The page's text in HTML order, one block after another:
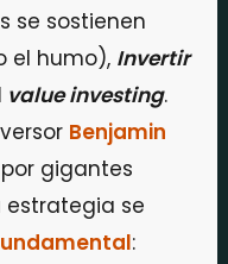
se sostienen
el humo), Invertir
value investing.
Benjamin
gigantes
estrategia se
: